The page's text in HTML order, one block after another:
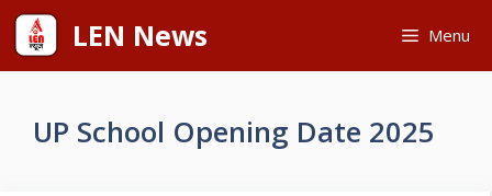
Skip
content
LEN News Menu
UP School Opening Date 2025